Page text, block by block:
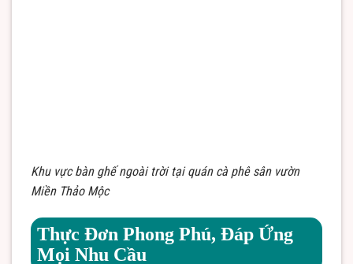
Khu vực bàn ghế ngoài trời tại quán cà phê sân vườn
Miền Thảo Mộc
Thực Đơn Phong Phú, Đáp Ứng
Mọi Nhu Cầu